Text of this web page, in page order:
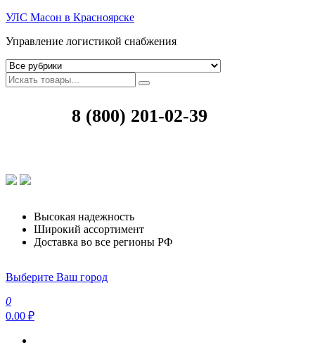
УЛС Масон в Красноярске
Управление логистикой снабжения
8 (800) 201-02-39
Высокая надежность
Широкий ассортимент
Доставка во все регионы РФ
Выберите Ваш город
0
0.00 ₽